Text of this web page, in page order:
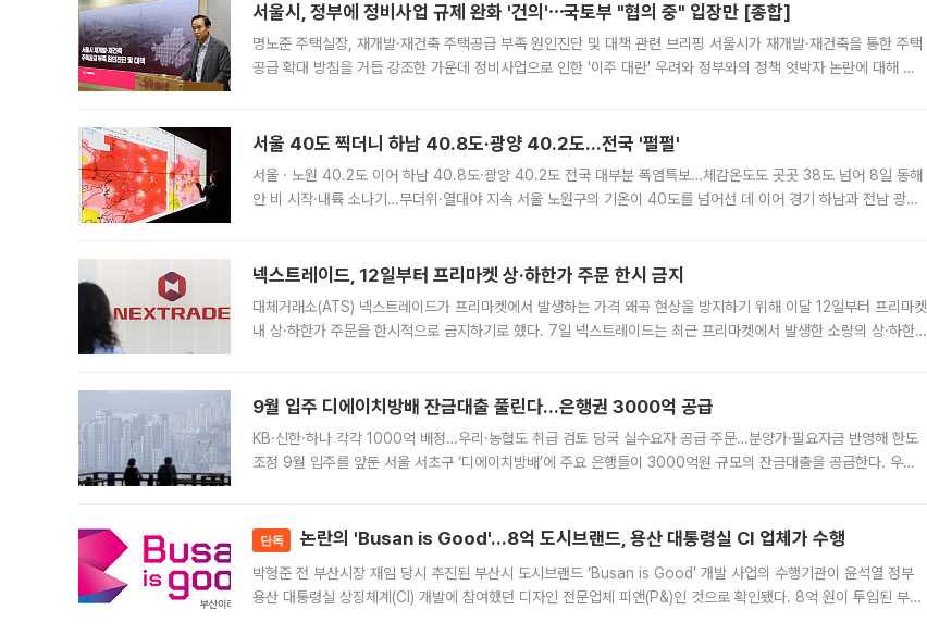
서울시, 정부에 정비사업 규제 완화 '건의'⋯국토부 "협의 중" 입장만 [종합]
명노준 주택실장, 재개발·재건축 주택공급 부족 원인진단 및 대책 관련 브리핑 서울시가 재개발·재건축을 통한 주택
공급 확대 방침을 거듭 강조한 가운데 정비사업으로 인한 '이주 대란' 우려와 정부와의 정책 엇박자 논란에 대해 정
서울 40도 찍더니 하남 40.8도·광양 40.2도…전국 '펄펄'
서울ㆍ노원 40.2도 이어 하남 40.8도·광양 40.2도 전국 대부분 폭염특보…체감온도도 곳곳 38도 넘어 8일 동해
안 비 시작·내륙 소나기…무더위·열대야 지속 서울 노원구의 기온이 40도를 넘어선 데 이어 경기 하남과 전남 광양
넥스트레이드, 12일부터 프리마켓 상·하한가 주문 한시 금지
대체거래소(ATS) 넥스트레이드가 프리마켓에서 발생하는 가격 왜곡 현상을 방지하기 위해 이달 12일부터 프리마켓
내 상·하한가 주문을 한시적으로 금지하기로 했다. 7일 넥스트레이드는 최근 프리마켓에서 발생한 소량의 상·하한
9월 입주 디에이치방배 잔금대출 풀린다…은행권 3000억 공급
KB·신한·하나 각각 1000억 배정…우리·농협도 취급 검토 당국 실수요자 공급 주문…분양가·필요자금 반영해 한도
조정 9월 입주를 앞둔 서울 서초구 ‘디에이치방배’에 주요 은행들이 3000억원 규모의 잔금대출을 공급한다. 우리
단독 논란의 'Busan is Good'…8억 도시브랜드, 용산 대통령실 CI 업체가 수행
박형준 전 부산시장 재임 당시 추진된 부산시 도시브랜드 ‘Busan is Good’ 개발 사업의 수행기관이 윤석열 정부
용산 대통령실 상징체계(CI) 개발에 참여했던 디자인 전문업체 피앤(P&)인 것으로 확인됐다. 8억 원이 투입된 부산